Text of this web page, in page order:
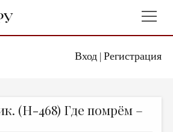
Вход| Регистрация
(Н-468) Где помрём –